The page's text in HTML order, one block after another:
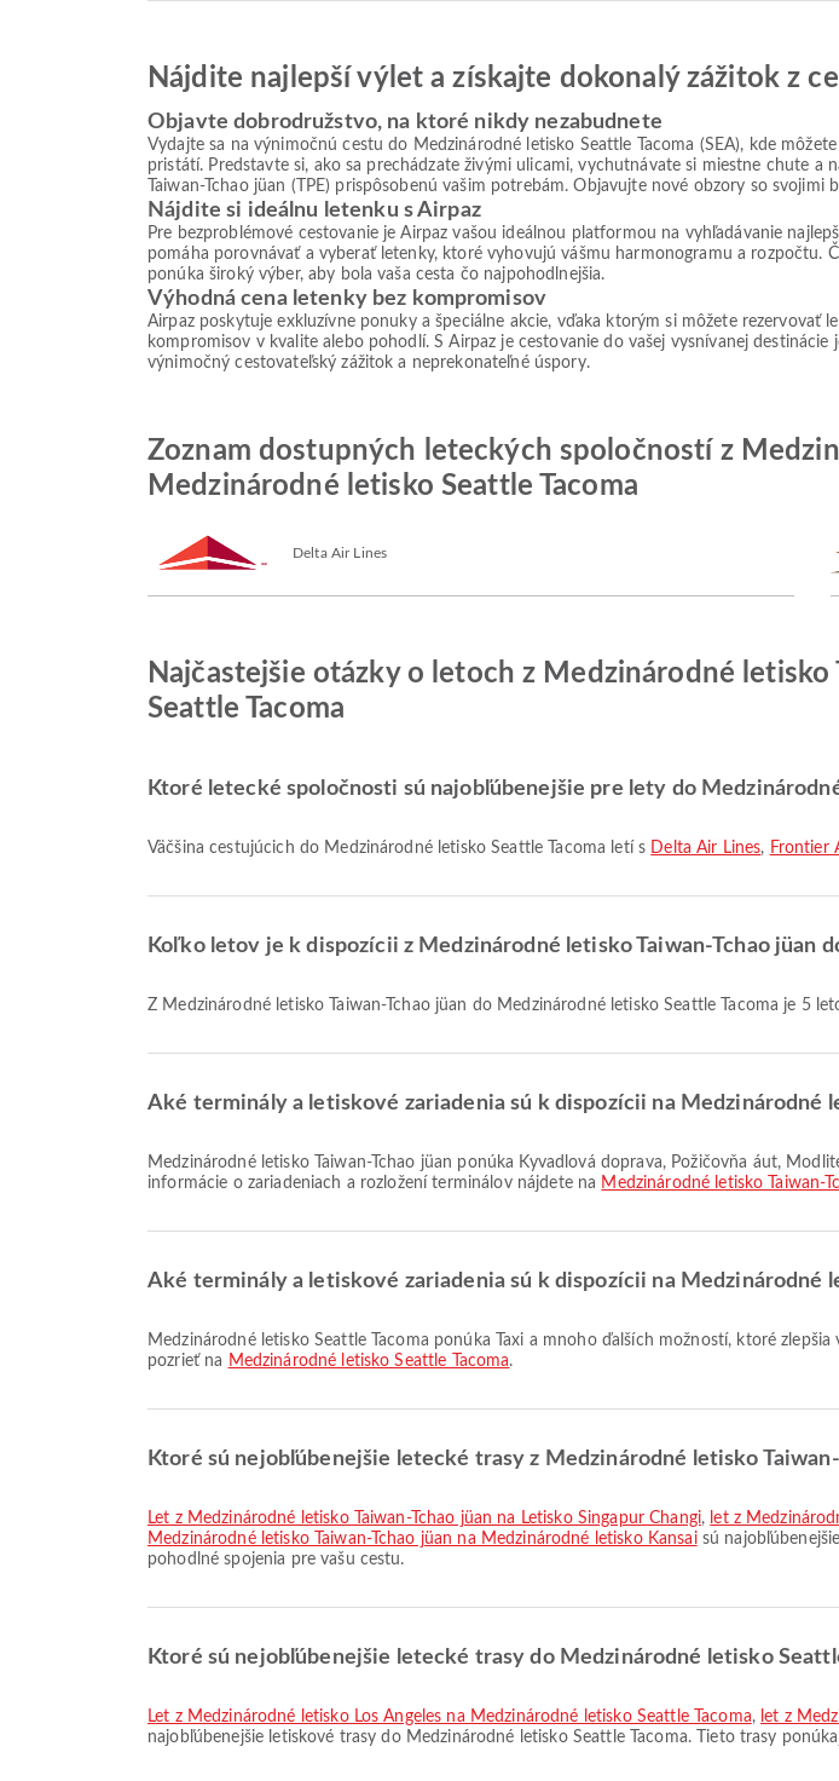
Nájdite najlepší výlet a získajte dokonalý zážitok z
Objavte dobrodružstvo, na ktoré nikdy nezabudnete
Vydajte sa na výnimočnú cestu do Medzinárodné letisko Seattle Tacoma (SEA), kde
pristátí. Predstavte si, ako sa prechádzate živými ulicami, vychutnávate si miestne chute
Taiwan-Tchao jüan (TPE) prispôsobenú vašim potrebám. Objavujte nové obzory so
Nájdite si ideálnu letenku s Airpaz
Pre bezproblémové cestovanie je Airpaz vašou ideálnou platformou na vyhľadávanie
pomáha porovnávať a vyberať letenky, ktoré vyhovujú vášmu harmonogramu a rozpočtu.
ponúka široký výber, aby bola vaša cesta čo najpohodlnejšia.
Výhodná cena letenky bez kompromisov
Airpaz poskytuje exkluzívne ponuky a špeciálne akcie, vďaka ktorým si môžete rezervovať
kompromisov v kvalite alebo pohodlí. S Airpaz je cestovanie do vašej vysnívanej
výnimočný cestovateľský zážitok a neprekonateľné úspory.
Zoznam dostupných leteckých spoločností z
Medzinárodné letisko Seattle Tacoma
Delta Air Lines
Najčastejšie otázky o letoch z Medzinárodné
Seattle Tacoma
Ktoré letecké spoločnosti sú najobľúbenejšie pre lety do
Väčšina cestujúcich do Medzinárodné letisko Seattle Tacoma letí s Delta Air Lines, Frontier
Koľko letov je k dispozícii z Medzinárodné letisko Taiwan-Tchao jüan
Z Medzinárodné letisko Taiwan-Tchao jüan do Medzinárodné letisko Seattle Tacoma je 5
Aké terminály a letiskové zariadenia sú k dispozícii na Medzinárodné
Medzinárodné letisko Taiwan-Tchao jüan ponúka Kyvadlová doprava, Požičovňa áut, Modlitebňa a mnoho ďalších vybavení, ktoré zlepšia váš cestovný zážitok. Podrobné
informácie o zariadeniach a rozložení terminálov nájdete na Medzinárodné letisko Taiwan-
Aké terminály a letiskové zariadenia sú k dispozícii na Medzinárodné
Medzinárodné letisko Seattle Tacoma ponúka Taxi a mnoho ďalších možností, ktoré zlepšia váš cestovný zážitok. Podrobnosti o zariadeniach a rozložení terminálov si môžete
pozrieť na Medzinárodné letisko Seattle Tacoma.
Ktoré sú nejobľúbenejšie letecké trasy z Medzinárodné letisko Taiwan-
let z Medzinárodné letisko Taiwan-Tchao jüan na Letisko Singapur Changi, let z
Medzinárodné letisko Taiwan-Tchao jüan na Medzinárodné letisko Kansaisú
pohodlné spojenia pre vašu cestu.
Ktoré sú nejobľúbenejšie letecké trasy do Medzinárodné letisko
let z Medzinárodné letisko Los Angeles na Medzinárodné letisko Seattle Tacoma, let z
najobľúbenejšie letiskové trasy do Medzinárodné letisko Seattle Tacoma. Tieto trasy